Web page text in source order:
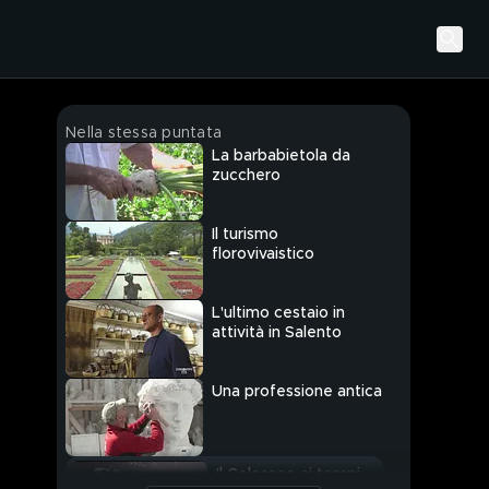
Nella stessa puntata
La barbabietola da
zucchero
Il turismo
florovivaistico
L'ultimo cestaio in
attività in Salento
Una professione antica
Il Colosseo ai tempi